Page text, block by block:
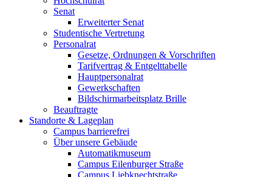
Senat
Erweiterter Senat
Studentische Vertretung
Personalrat
Gesetze, Ordnungen & Vorschriften
Tarifvertrag & Entgelttabelle
Hauptpersonalrat
Gewerkschaften
Bildschirmarbeitsplatz Brille
Beauftragte
Standorte & Lageplan
Campus barrierefrei
Über unsere Gebäude
Automatikmuseum
Campus Eilenburger Straße
Campus Liebknechtstraße